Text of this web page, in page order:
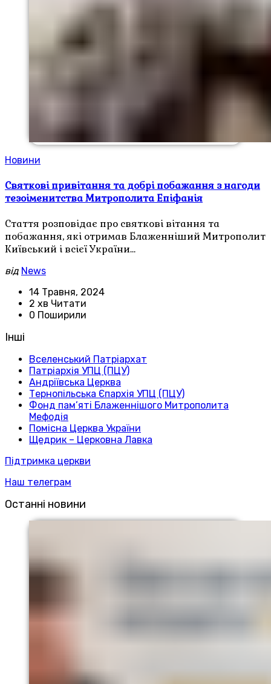
Новини
Святкові привітання та добрі побажання з нагоди
тезоіменитства Митрополита Епіфанія
Стаття розповідає про святкові вітання та
побажання, які отримав Блаженніший Митрополит
Київський і всієї України…
від News
14 Травня, 2024
2 хв Читати
0 Поширили
Інші
Вселенський Патріархат
Патріархія УПЦ (ПЦУ)
Андріївська Церква
Тернопільська Єпархія УПЦ (ПЦУ)
Фонд пам’яті Блаженнішого Митрополита
Мефодія
Помісна Церква України
Щедрик – Церковна Лавка
Підтримка церкви
Наш телеграм
Останні новини